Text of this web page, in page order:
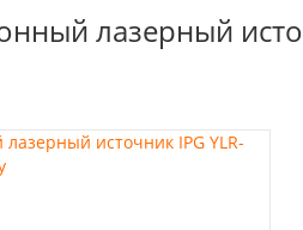
лазерный